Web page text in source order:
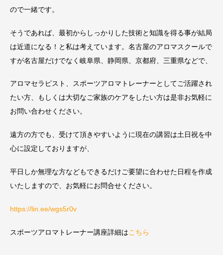
ので一緒です。
そうであれば、最初からしっかりした技術と知識を得る事が結局
は近道になる！と私は考えています。名古屋のアロマスクールで
すが名古屋だけでなく岐阜県、静岡県、京都府、三重県などで、
アロマセラピスト、スポーツアロマトレーナーとしてご活躍され
たい方、もしくは大切なご家族のケアをしたい方は是非お気軽に
お問い合わせください。
遠方の方でも、受けて頂きやすいように現在の講習は土日祝を中
心に設定しておりますが、
平日しか無理な方などもできるだけご要望に合わせた日程を作成
いたしますので、お気軽にお問合せください。
https://lin.ee/wgs5r0v
スポーツアロマトレーナー講座詳細はこちら